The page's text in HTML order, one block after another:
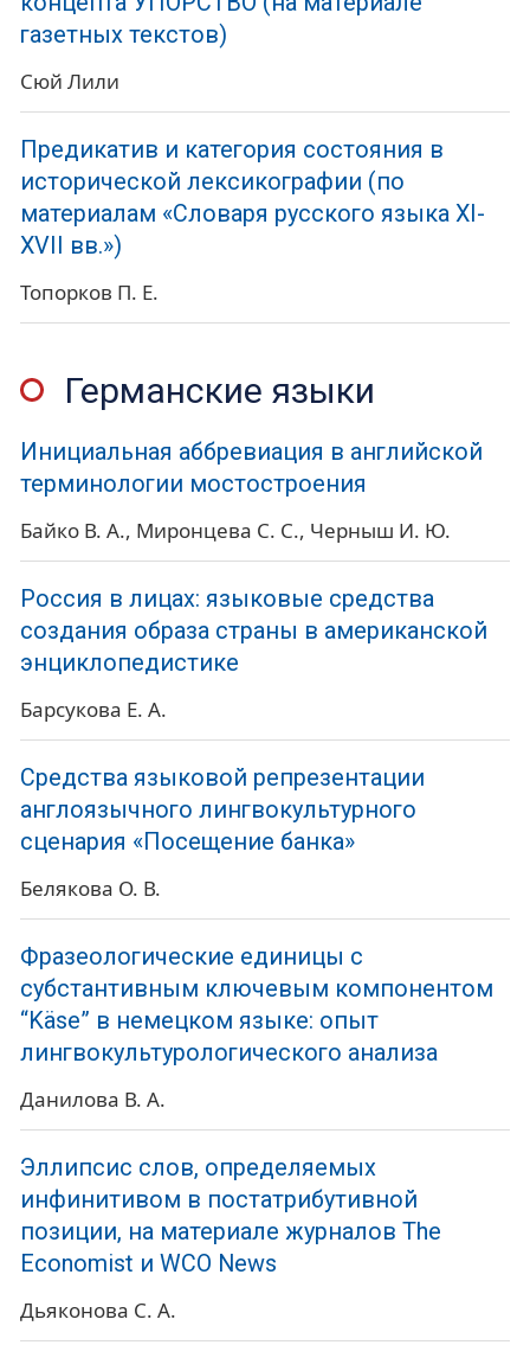
газетных текстов)
Сюй Лили
Предикатив и категория состояния в
исторической лексикографии (по
материалам «Словаря русского языка XI-
XVII вв.»)
Топорков П. Е.
Германские языки
Инициальная аббревиация в английской
терминологии мостостроения
Байко В. А. Миронцева С. С. Черныш И. Ю.
Россия в лицах: языковые средства
создания образа страны в американской
энциклопедистике
Барсукова Е. А.
Средства языковой репрезентации
англоязычного лингвокультурного
сценария «Посещение банка»
Белякова О. В.
Фразеологические единицы с
субстантивным ключевым компонентом
“Käse” в немецком языке: опыт
лингвокультурологического анализа
Данилова В. А.
Эллипсис слов, определяемых
инфинитивом в постатрибутивной
позиции, на материале журналов The
Economist и WCO News
Дьяконова С. А.